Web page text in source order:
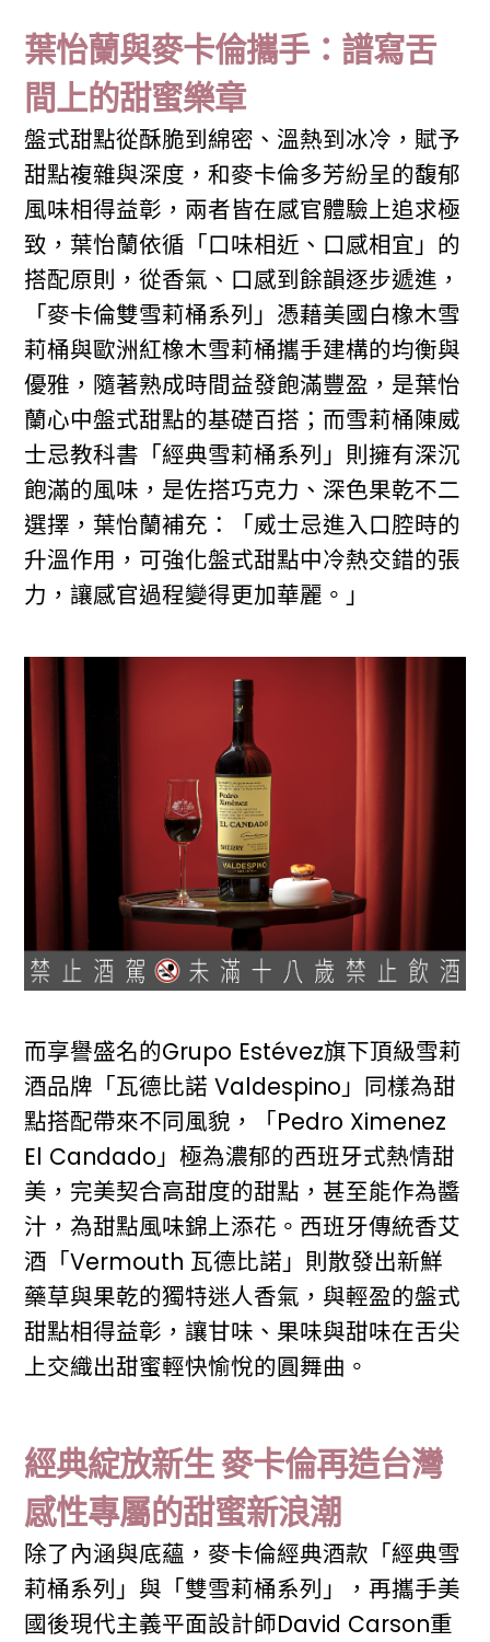
葉怡蘭與麥卡倫攜手：譜寫舌
間上的甜蜜樂章
盤式甜點從酥脆到綿密、溫熱到冰冷，賦予
甜點複雜與深度，和麥卡倫多芳紛呈的馥郁
風味相得益彰，兩者皆在感官體驗上追求極
致，葉怡蘭依循「口味相近、口感相宜」的
搭配原則，從香氣、口感到餘韻逐步遞進，
「麥卡倫雙雪莉桶系列」憑藉美國白橡木雪
莉桶與歐洲紅橡木雪莉桶攜手建構的均衡與
優雅，隨著熟成時間益發飽滿豐盈，是葉怡
蘭心中盤式甜點的基礎百搭；而雪莉桶陳威
士忌教科書「經典雪莉桶系列」則擁有深沉
飽滿的風味，是佐搭巧克力、深色果乾不二
選擇，葉怡蘭補充：「威士忌進入口腔時的
升溫作用，可強化盤式甜點中冷熱交錯的張
力，讓感官過程變得更加華麗。」
而享譽盛名的Grupo Estévez旗下頂級雪莉
酒品牌「瓦德比諾 Valdespino」同樣為甜
點搭配帶來不同風貌，「Pedro Ximenez
El Candado」極為濃郁的西班牙式熱情甜
美，完美契合高甜度的甜點，甚至能作為醬
汁，為甜點風味錦上添花。西班牙傳統香艾
酒「Vermouth 瓦德比諾」則散發出新鮮
藥草與果乾的獨特迷人香氣，與輕盈的盤式
甜點相得益彰，讓甘味、果味與甜味在舌尖
上交織出甜蜜輕快愉悅的圓舞曲。
經典綻放新生 麥卡倫再造台灣
感性專屬的甜蜜新浪潮
除了內涵與底蘊，麥卡倫經典酒款「經典雪
莉桶系列」與「雙雪莉桶系列」，再攜手美
國後現代主義平面設計師David Carson重